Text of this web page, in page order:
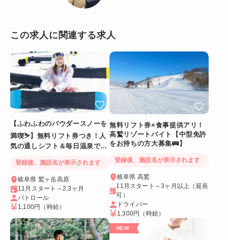
この求人に関連する求人
【ふわふわのパウダースノーを
満喫⛷️】無料リフト券つき！人
気の通しシフト＆毎日温泉でリ
登録後、施設名が表示されます
岐阜県 鷲ヶ岳高原
11月スタート～2.3ヶ月
パトロール
1,100円
（時給）
無料リフト券×食事提供アリ！
高鷲リゾートバイト【中型免許
をお持ちの方大募集🚌】
登録後、施設名が表示されます
岐阜県 高鷲
11月スタート～3ヶ月以上（延長
可）
ドライバー
1,300円
（時給）